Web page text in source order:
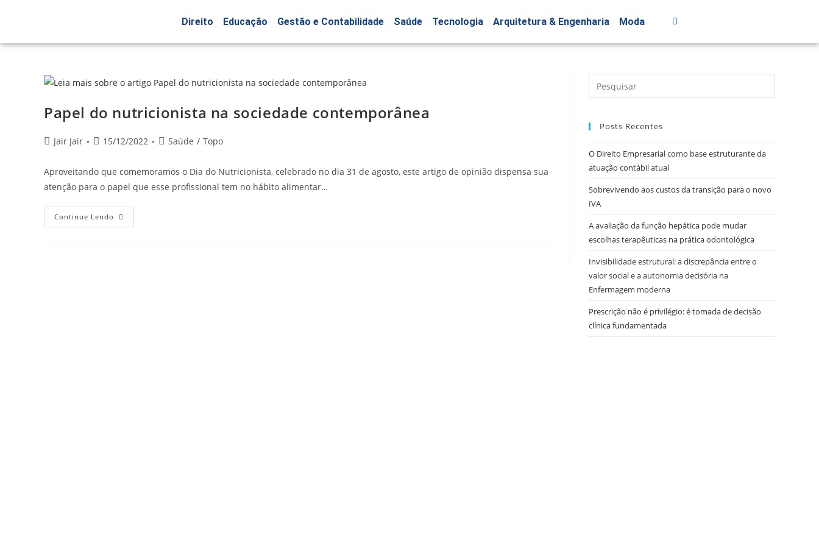
Direito Educação Gestão e Contabilidade Saúde Tecnologia Arquitetura & Engenharia Moda
Papel do nutricionista na sociedade contemporânea
Jair Jair 15/12/2022 Saúde / Topo
Aproveitando que comemoramos o Dia do Nutricionista, celebrado no dia 31 de agosto, este artigo de opinião dispensa sua
atenção para o papel que esse profissional tem no hábito alimentar…
Continue Lendo
Posts Recentes
O Direito Empresarial como base estruturante da
atuação contábil atual
Sobrevivendo aos custos da transição para o novo
IVA
A avaliação da função hepática pode mudar
escolhas terapêuticas na prática odontológica
Invisibilidade estrutural: a discrepância entre o
valor social e a autonomia decisória na
Enfermagem moderna
Prescrição não é privilégio: é tomada de decisão
clínica fundamentada